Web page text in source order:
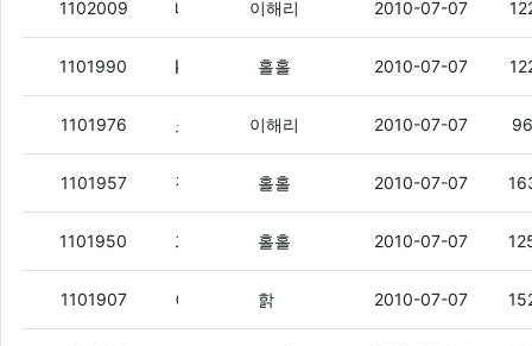
1102009 이해리 2010-07-07
1101990 (6)
홀홀 2010-07-07
1101976 (1)
이해리 2010-07-07
1101957 (1)
홀홀 2010-07-07
1101950 홀홀 2010-07-07
1101907 핡 2010-07-07